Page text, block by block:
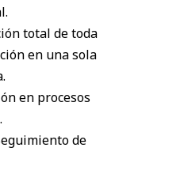
total de toda
en una sola
en procesos
de